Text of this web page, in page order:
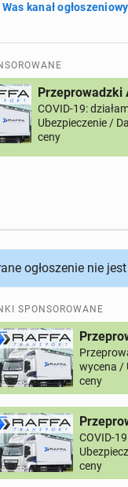
kanał
Przeprowadzki
COVID-19:
Ubezpieczenie /
ceny
ogłoszenie nie
SPONSOROWANE
wycena /
ceny
COVID-
ceny